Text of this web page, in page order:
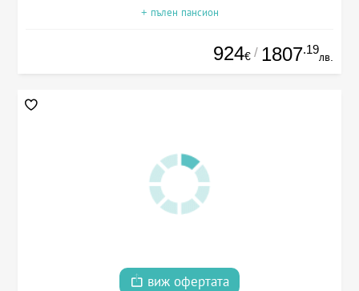
+ пълен пансион
924€ / 1807.19
лв.
виж офертата